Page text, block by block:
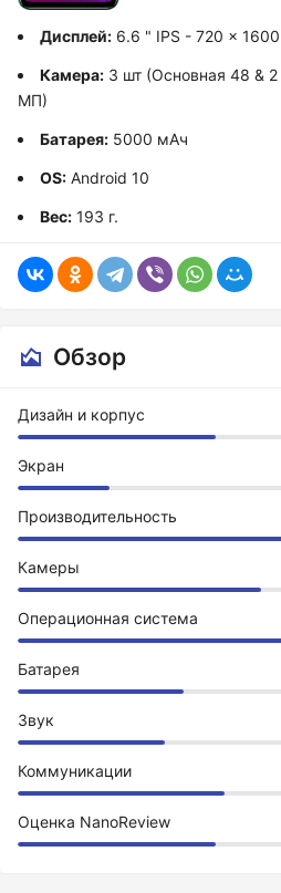
Дисплей: 6.6 " IPS - 720 x 1600
Камера: 3 шт (Основная 48 &
МП)
Батарея: 5000 мАч
OS: Android 10
Вес: 193 г.
Обзор
Дизайн и корпус
Экран
Производительность
Камеры
Операционная система
Батарея
Звук
Коммуникации
Оценка NanoReview